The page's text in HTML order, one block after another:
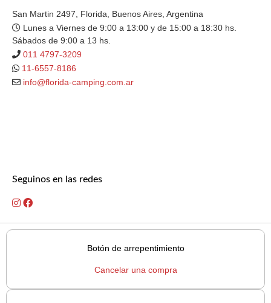
San Martin 2497, Florida, Buenos Aires, Argentina
Lunes a Viernes de 9:00 a 13:00 y de 15:00 a 18:30 hs.
Sábados de 9:00 a 13 hs.
011 4797-3209
11-6557-8186
info@florida-camping.com.ar
Seguinos en las redes
Botón de arrepentimiento
Cancelar una compra